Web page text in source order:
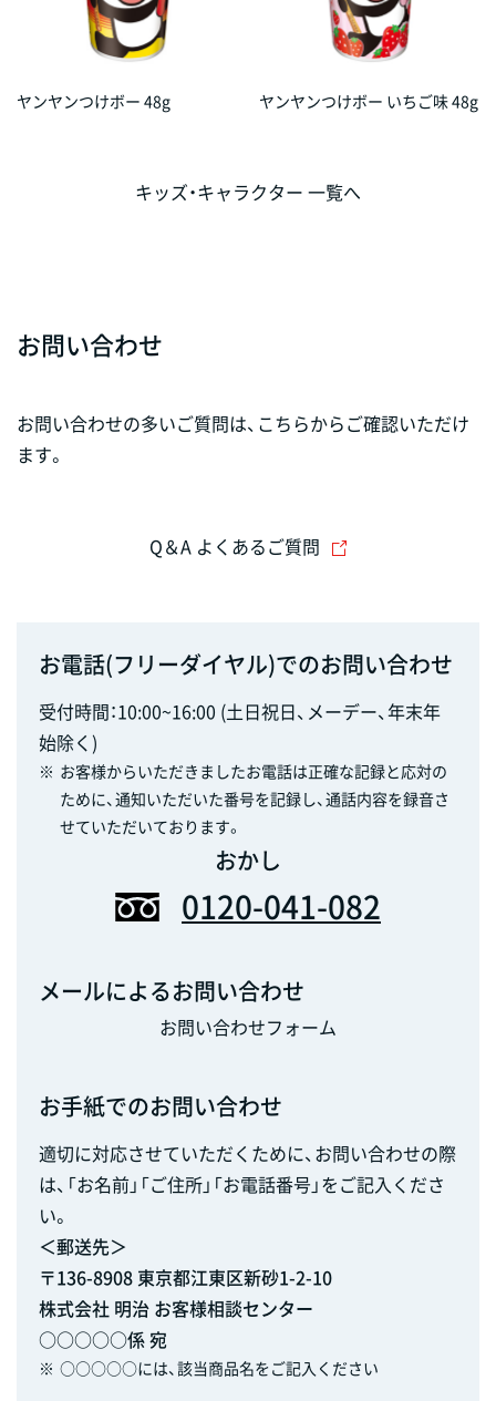
ヤンヤンつけボー 48g ヤンヤンつけボー いちご味 48g
キッズ・キャラクター 一覧へ
お問い合わせ
お問い合わせの多いご質問は、こちらからご確認いただけ
ます。
Q＆A よくあるご質問
お電話(フリーダイヤル)でのお問い合わせ
受付時間：10:00~16:00 (土日祝日、メーデー、年末年
始除く)
※ お客様からいただきましたお電話は正確な記録と応対の
ために、通知いただいた番号を記録し、通話内容を録音さ
せていただいております。
おかし
0120-041-082
メールによるお問い合わせ
お問い合わせフォーム
お手紙でのお問い合わせ
適切に対応させていただくために、お問い合わせの際
は、「お名前」「ご住所」「お電話番号」をご記入くださ
い。
＜郵送先＞
〒136-8908 東京都江東区新砂1-2-10
株式会社 明治 お客様相談センター
○○○○○係 宛
※ ○○○○○には、該当商品名をご記入ください